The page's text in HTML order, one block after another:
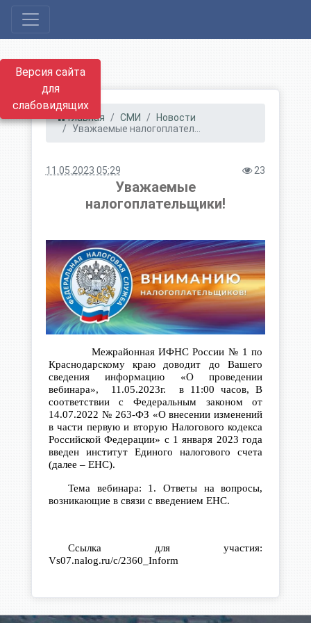
Версия сайта
для
слабовидящих
Главная СМИ
Новости
Уважаемые налогоплател...
11.05.2023 05:29 23
Уважаемые
налогоплательщики!
Межрайонная ИФНС России № 1 по
Краснодарскому краю доводит до Вашего
сведения информацию «О проведении
вебинара», 11.05.2023г. в 11:00 часов, В
соответствии с Федеральным законом от
14.07.2022 № 263-ФЗ «О внесении изменений
в части первую и вторую Налогового кодекса
Российской Федерации» с 1 января 2023 года
введен институт Единого налогового счета
(далее – ЕНС).
Тема вебинара: 1. Ответы на вопросы,
возникающие в связи с введением ЕНС.
Ссылка для участия:
Vs07.nalog.ru/c/2360_ Inform